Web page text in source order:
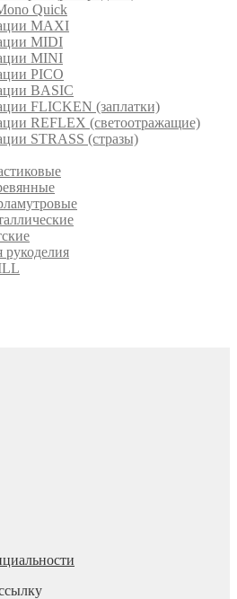
Quick
MAXI
MIDI
MINI
PICO
BASIC
FLICKEN (заплатки)
REFLEX (светоотражащие)
STRASS (стразы)